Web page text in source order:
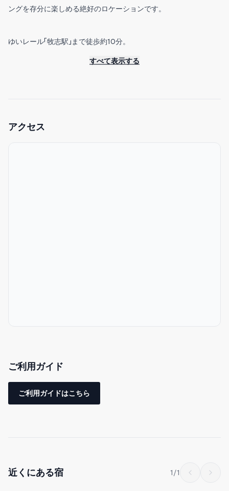
ングを存分に楽しめる絶好のロケーションです。
ゆいレール「牧志駅」まで徒歩約10分。
那覇空港からはモノレールで約20分と、沖縄観光の拠点として大
国際通り徒歩7分の好立地
日本語・英語・中国語対応
高速Wi-Fi完備
すべて表示する
アクセス
ご利用ガイド
ご利用ガイドはこちら
近くにある宿 1/1